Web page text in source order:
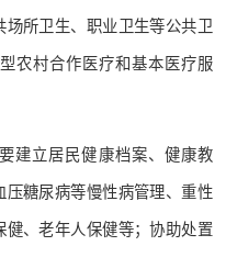
所卫生、职业卫生等公共卫
农村合作医疗和基本医疗服
建立居民健康档案、健康教
糖尿病等慢性病管理、重性
、老年人保健等；协助处置